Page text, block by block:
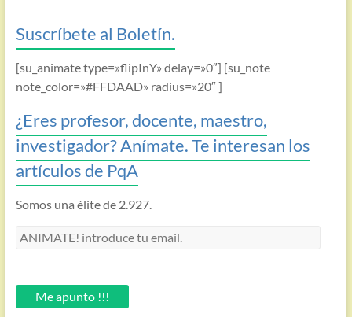
Suscríbete al Boletín.
[su_animate type=»flipInY» delay=»0″] [su_note
note_color=»#FFDAAD» radius=»20″ ]
¿Eres profesor, docente, maestro,
investigador? Anímate. Te interesan los
artículos de PqA
Somos una élite de 2.927.
ANIMATE!
email.Me apunto !!!